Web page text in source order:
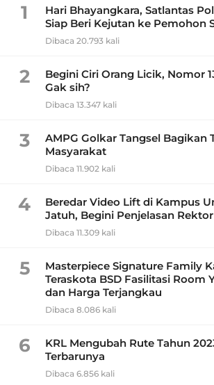
1
Hari Bhayangkara, Satlantas
Siap Beri Kejutan ke Pemohon
Dibaca 20.793 kali
2
Begini Ciri Orang Licik, Nomor
Gak sih?
Dibaca 13.347 kali
3
AMPG Golkar Tangsel Bagikan
Masyarakat
Dibaca 11.902 kali
4
Beredar Video Lift di Kampus
Jatuh, Begini Penjelasan
Dibaca 11.309 kali
5
Masterpiece Signature Family
Teraskota BSD Fasilitasi Room
dan Harga Terjangkau
Dibaca 8.086 kali
6
KRL Mengubah Rute Tahun
Terbarunya
Dibaca 6.856 kali